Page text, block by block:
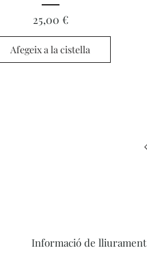
Preu
25,00 €
Afegeix a la cistella
Informació de lliurament